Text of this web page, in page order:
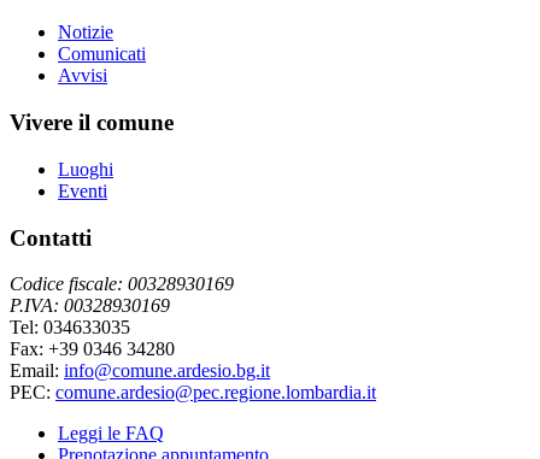
Notizie
Comunicati
Avvisi
Vivere il comune
Luoghi
Eventi
Contatti
Codice fiscale: 00328930169
P.IVA: 00328930169
Tel: 034633035
Fax: +39 0346 34280
Email: info@comune.ardesio.bg.it
PEC: comune.ardesio@pec.regione.lombardia.it
Leggi le FAQ